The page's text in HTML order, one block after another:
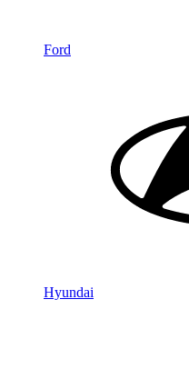
Ford
Hyundai